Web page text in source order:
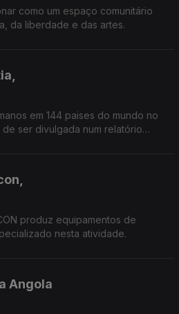
como um espaço comunitário
da liberdade e das artes.
em 144 paises do mundo no
ser divulgada num relatório
produz equipamentos de
nesta atividade.
Angola